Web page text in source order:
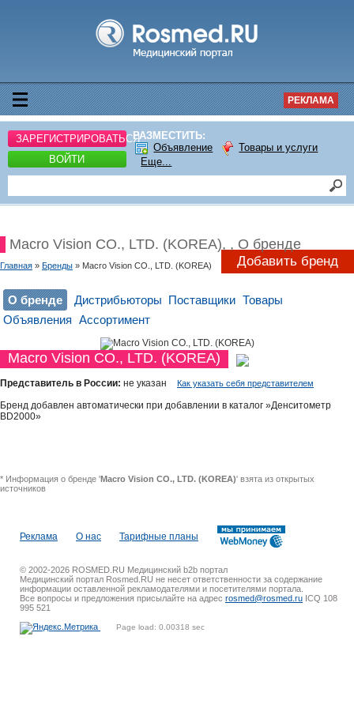
РЕКЛАМА
ЗАРЕГИСТРИРОВАТЬСЯ
ВОЙТИ
РАЗМЕСТИТЬ:
Объявление
Товары и услуги
Еще...
Macro Vision CO., LTD. (KOREA), , О бренде
Главная » Бренды » Macro Vision CO., LTD. (KOREA) Добавить бренд
О бренде Дистрибьюторы Поставщики Товары
Объявления Ассортимент
Macro Vision CO., LTD. (KOREA)
Представитель в России: не указан Как указать себя представителем
Бренд добавлен автоматически при добавлении в каталог »Денситометр
BD2000»
* Информация о бренде 'Macro Vision CO., LTD. (KOREA)' взята из открытых
источников
Реклама О нас Тарифные планы
© 2002-2026 ROSMED.RU Медицинский b2b портал
Медицинский портал Rosmed.RU не несет ответственности за содержание
информации оставленной рекламодателями и посетителями портала.
Все вопросы и предложения присылайте на адрес rosmed@rosmed.ru ICQ 108
995 521
Page load: 0.00318 sec